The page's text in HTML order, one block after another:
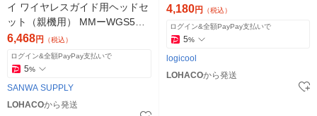
イ ワイヤレスガイド用ヘッドセ
ット（親機用） MMーWGS5T
ーHS2 1個
6,468円 （税込）
ログイン&全額PayPay支払いで
5%
SANWA SUPPLY
LOHACOから発送
4,180円 （税込）
ログイン&全額PayPay支払いで
5%
logicool
LOHACOから発送